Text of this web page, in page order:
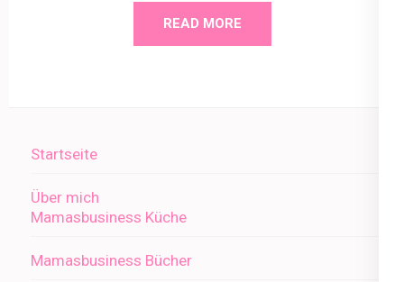
READ MORE
Startseite
Über mich
Mamasbusiness Küche
Mamasbusiness Bücher